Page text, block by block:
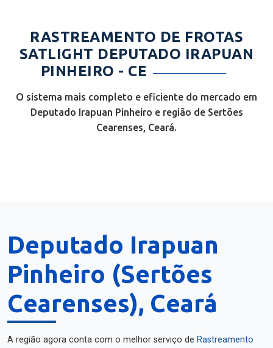
RASTREAMENTO DE FROTAS
SATLIGHT DEPUTADO IRAPUAN
PINHEIRO - CE
O sistema mais completo e eficiente do mercado em
Deputado Irapuan Pinheiro e região de Sertões
Cearenses, Ceará.
Deputado Irapuan
Pinheiro (Sertões
Cearenses), Ceará
A região agora conta com o melhor serviço de Rastreamento